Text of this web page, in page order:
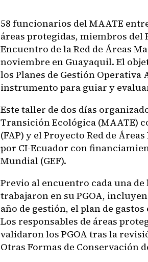
58 funcionarios del MAATE
áreas protegidas, miembros del
Encuentro de la Red de Áreas
noviembre en Guayaquil. El
los Planes de Gestión
instrumento para guiar y
Este taller de dos días
Transición Ecológica (MAATE)
(FAP) y el Proyecto Red de
por CI-Ecuador con
Mundial (GEF).
Previo al encuentro cada una
trabajaron en su PGOA,
año de gestión, el plan de
Los responsables de áreas
validaron los PGOA tras la
Otras Formas de Conservación